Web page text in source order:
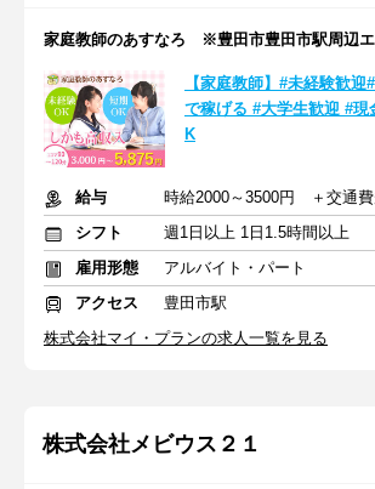
家庭教師のあすなろ ※豊田市豊田市駅周辺
【家庭教師】#未経験歓
で稼げる #大学生歓迎 #現
K
給与
時給2000～3500円 ＋交通
シフト
週1日以上 1日1.5時間以上
雇用形態
アルバイト・パート
アクセス
豊田市駅
株式会社マイ・プランの求人一覧を見る
株式会社メビウス２１